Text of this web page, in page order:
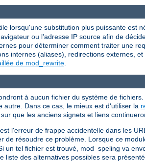
lorsqu'une substitution plus puissante est
ou l'adresse IP source afin de
pour déterminer comment traiter une
internes (aliases), redirections externes,
de mod_rewrite
à aucun fichier du système de
Dans ce cas, le mieux est d'utiliser la
que les anciens signets et liens
l'erreur de frappe accidentelle dans les
de résoudre ce problème. Lorsque ce
un tel fichier est trouvé, mod_speling va
liste des alternatives possibles sera